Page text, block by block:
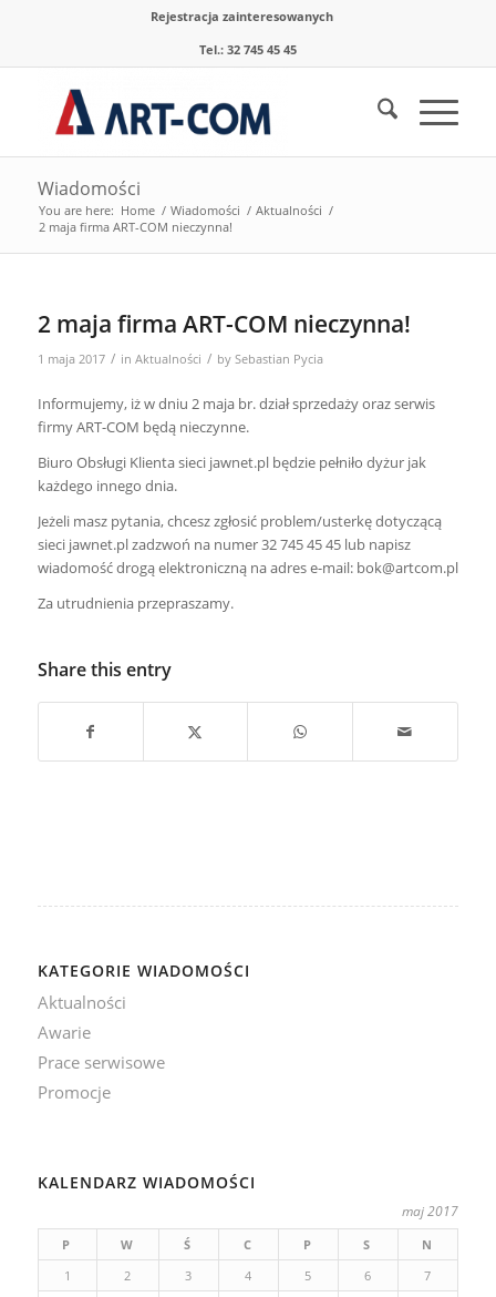
Rejestracja zainteresowanych
Tel.: 32 745 45 45
Wiadomości
You are here: Home / Wiadomości / Aktualności /
2 maja firma ART-COM nieczynna!
2 maja firma ART-COM nieczynna!
1 maja 2017 / in Aktualności / by Sebastian Pycia
Informujemy, iż w dniu 2 maja br. dział sprzedaży oraz serwis
firmy ART-COM będą nieczynne.
Biuro Obsługi Klienta sieci jawnet.pl będzie pełniło dyżur jak
każdego innego dnia.
Jeżeli masz pytania, chcesz zgłosić problem/usterkę dotyczącą
sieci jawnet.pl zadzwoń na numer 32 745 45 45 lub napisz
wiadomość drogą elektroniczną na adres e-mail: bok@artcom.pl
Za utrudnienia przepraszamy.
Share this entry
KATEGORIE WIADOMOŚCI
Aktualności
Awarie
Prace serwisowe
Promocje
KALENDARZ WIADOMOŚCI
maj 2017
P W Ś C P S
N
1
2 3 4 5 6
7